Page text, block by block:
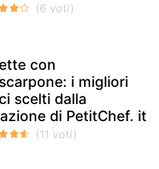
con
i migliori
scelti dalla
di PetitChef. it